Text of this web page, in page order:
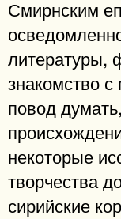
Смирнским
литературы,
знакомство
повод
некоторые
творчества
сирийские